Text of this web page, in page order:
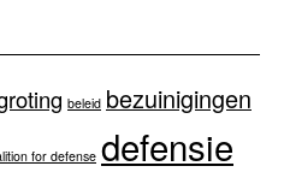
beleid bezuinigingen
for defense defensie